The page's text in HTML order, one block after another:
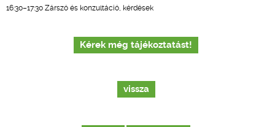
16:30–17:30 Zárszó és konzultáció, kérdések
Kérek még tájékoztatást!
vissza